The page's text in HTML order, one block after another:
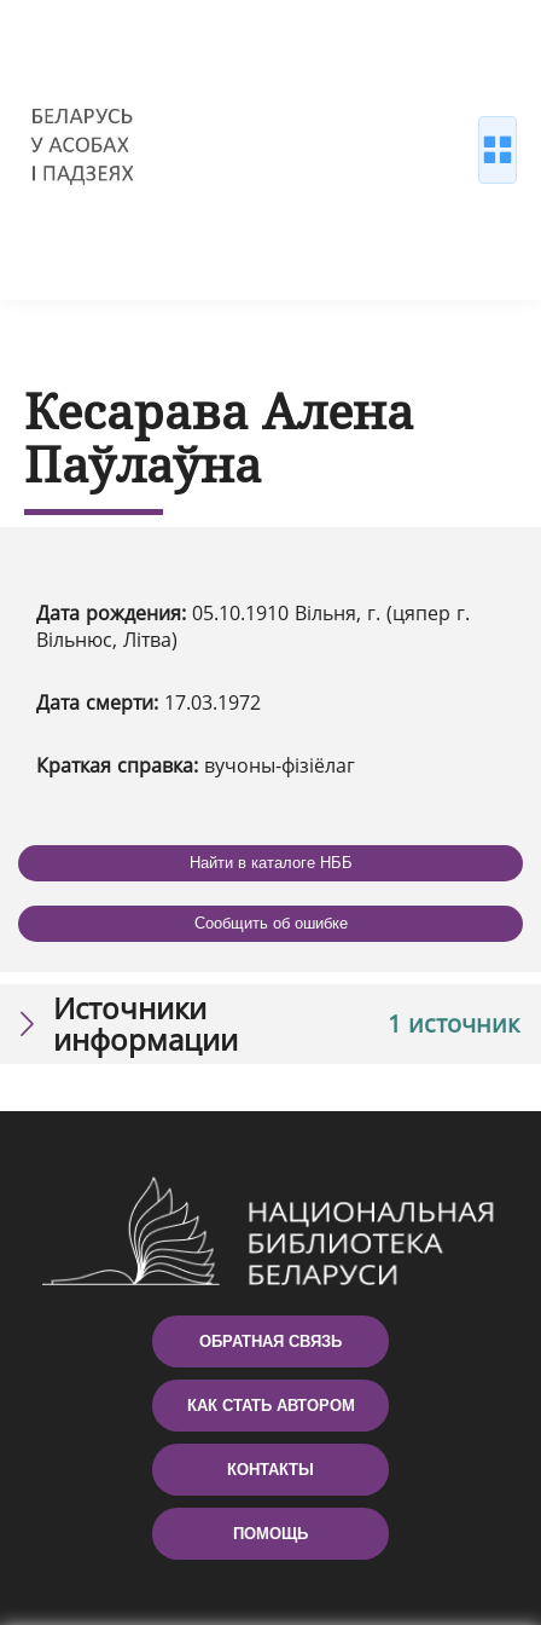
Кесарава Алена
Паўлаўна
Дата рождения: 05.10.1910 Вільня, г. (цяпер г.
Вільнюс, Літва)
Дата смерти: 17.03.1972
Краткая справка: вучоны-фізіёлаг
Найти в каталоге НББ
Сообщить об ошибке
1 источник
Источники
информации
ОБРАТНАЯ СВЯЗЬ
КАК СТАТЬ АВТОРОМ
КОНТАКТЫ
ПОМОЩЬ